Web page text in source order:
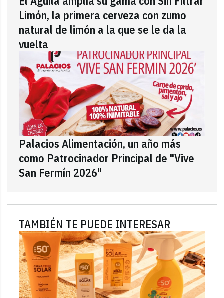
Limón, la primera cerveza con zumo
natural de limón a la que se le da la
vuelta
Palacios Alimentación, un año más
como Patrocinador Principal de "Vive
San Fermín 2026"
TAMBIÉN TE PUEDE INTERESAR